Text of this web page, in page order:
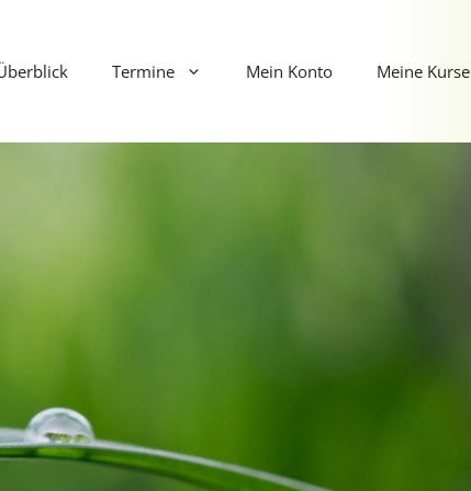
Termine Mein Konto Meine Kurse